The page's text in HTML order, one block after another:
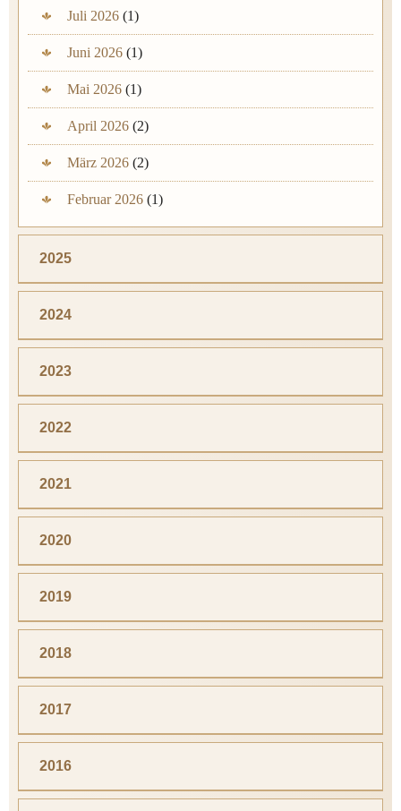
Juli 2026 (1)
Juni 2026 (1)
Mai 2026 (1)
April 2026 (2)
März 2026 (2)
Februar 2026 (1)
2025
2024
2023
2022
2021
2020
2019
2018
2017
2016